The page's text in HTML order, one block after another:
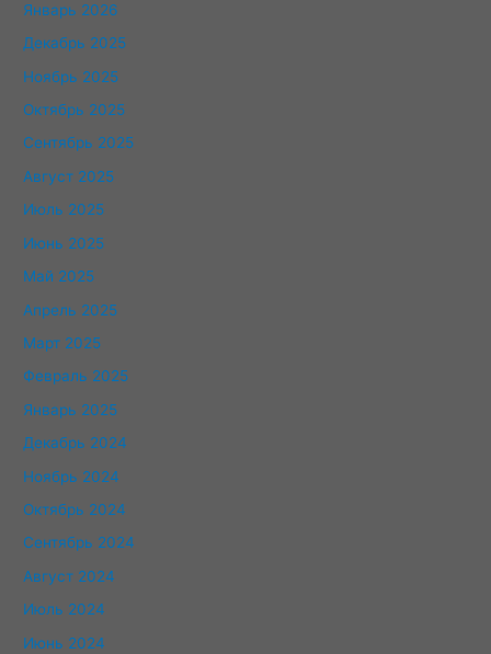
Январь 2026
Декабрь 2025
Ноябрь 2025
Октябрь 2025
Сентябрь 2025
Август 2025
Июль 2025
Июнь 2025
Май 2025
Апрель 2025
Март 2025
Февраль 2025
Январь 2025
Декабрь 2024
Ноябрь 2024
Октябрь 2024
Сентябрь 2024
Август 2024
Июль 2024
Июнь 2024